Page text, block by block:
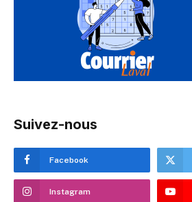
Suivez-nous
Facebook
Instagram